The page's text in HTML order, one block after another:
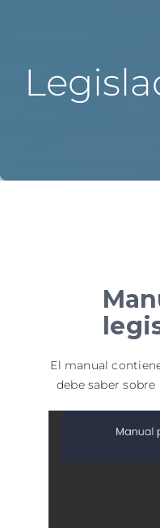
Spanish
El manual
debe saber